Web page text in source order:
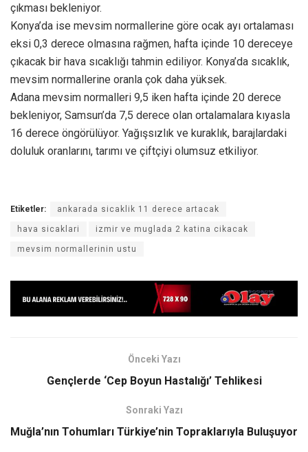
çıkması bekleniyor.
Konya’da ise mevsim normallerine göre ocak ayı ortalaması
eksi 0,3 derece olmasına rağmen, hafta içinde 10 dereceye
çıkacak bir hava sıcaklığı tahmin ediliyor. Konya’da sıcaklık,
mevsim normallerine oranla çok daha yüksek.
Adana mevsim normalleri 9,5 iken hafta içinde 20 derece
bekleniyor, Samsun’da 7,5 derece olan ortalamalara kıyasla
16 derece öngörülüyor. Yağışsızlık ve kuraklık, barajlardaki
doluluk oranlarını, tarımı ve çiftçiyi olumsuz etkiliyor.
Etiketler: ankarada sicaklik 11 derece artacak
hava sicaklari izmir ve muglada 2 katina cikacak
mevsim normallerinin ustu
Önceki Yazı
Gençlerde ‘Cep Boyun Hastalığı’ Tehlikesi
Sonraki Yazı
Muğla’nın Tohumları Türkiye’nin Topraklarıyla Buluşuyor